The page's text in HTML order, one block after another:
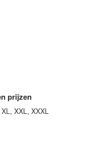
prijzen
XXL, XXXL